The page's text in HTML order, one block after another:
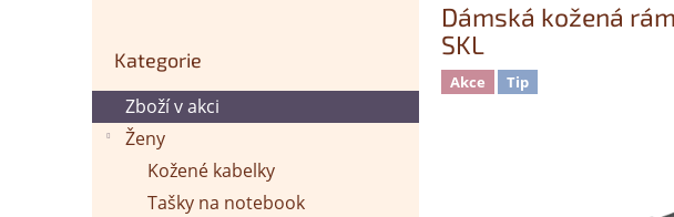
r
a
kategorie
Kategorie
Zboží v akci
Ženy
Kožené kabelky
Tašky na notebook
Dámská kožená
SKL
Akce Tip